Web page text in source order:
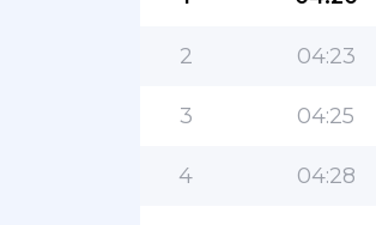
2 04:23
3 04:25
4 04:28